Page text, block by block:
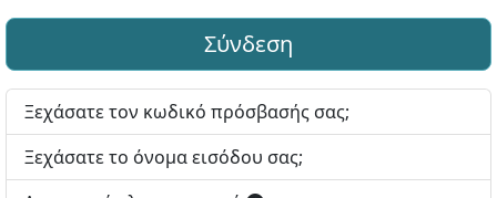
Σύνδεση
Ξεχάσατε τον κωδικό πρόσβασής σας;
Ξεχάσατε το όνομα εισόδου σας;